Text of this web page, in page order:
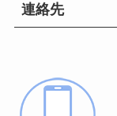
連絡先